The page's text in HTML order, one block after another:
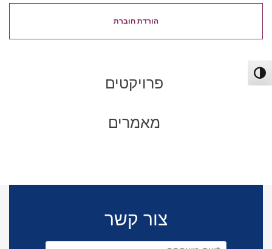
הפעל/כבה ניגודיות גבוהה
הורדת חוברת
צור קשר